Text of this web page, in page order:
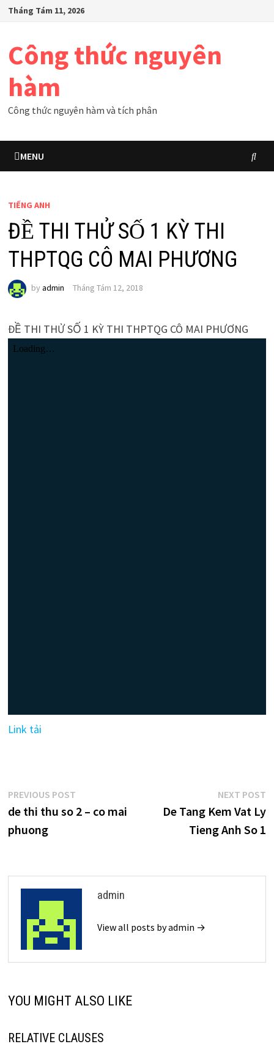
SkipTháng Tám 11, 2026
Công thức nguyên
hàm
Công thức nguyên hàm và tích phân
MENU
TIẾNG ANH
ĐỀ THI THỬ SỐ 1 KỲ THI
THPTQG CÔ MAI PHƯƠNG
by admin Tháng Tám 12, 2018
ĐỀ THI THỬ SỐ 1 KỲ THI THPTQG CÔ MAI PHƯƠNG
Link tải
Điều
hướng
bài
PREVIOUS POSTPrevious
post:
de thi thu so 2 – co mai
phuong
NEXT POST
De Tang Kem Vat Ly
Tieng Anh So 1
admin
View all posts by admin →
YOU MIGHT ALSO LIKE
RELATIVE CLAUSES